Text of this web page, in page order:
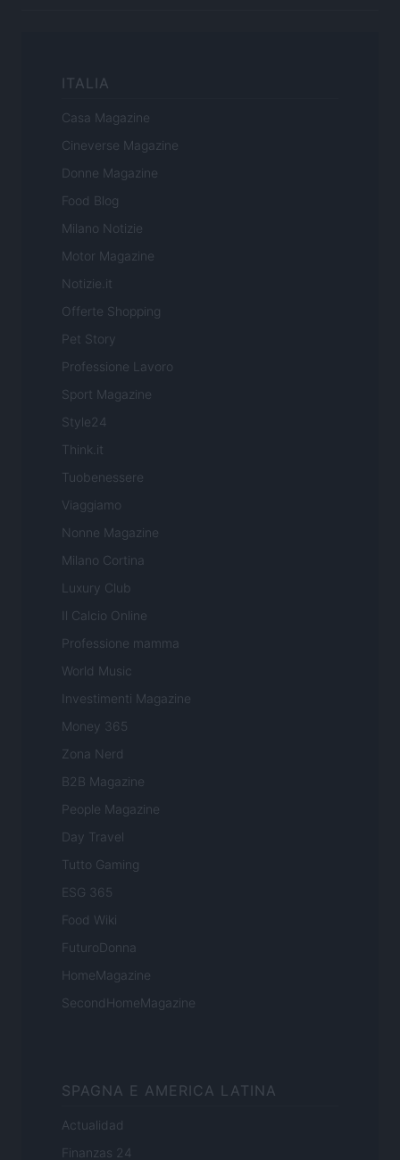
ITALIA
Casa Magazine
Cineverse Magazine
Donne Magazine
Food Blog
Milano Notizie
Motor Magazine
Notizie.it
Offerte Shopping
Pet Story
Professione Lavoro
Sport Magazine
Style24
Think.it
Tuobenessere
Viaggiamo
Nonne Magazine
Milano Cortina
Luxury Club
Il Calcio Online
Professione mamma
World Music
Investimenti Magazine
Money 365
Zona Nerd
B2B Magazine
People Magazine
Day Travel
Tutto Gaming
ESG 365
Food Wiki
FuturoDonna
HomeMagazine
SecondHomeMagazine
SPAGNA E AMERICA LATINA
Actualidad
Finanzas 24